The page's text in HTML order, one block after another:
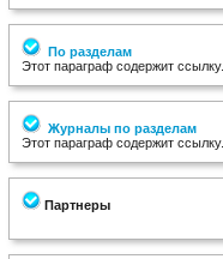
По разделам
Этот параграф содержит ссылку.
Журналы по разделам
Этот параграф содержит ссылку.
Партнеры